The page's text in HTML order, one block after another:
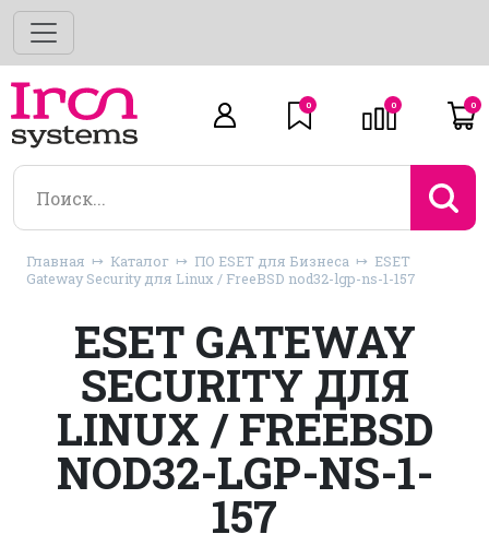
0 0 0
Главная Каталог ПО ESET для Бизнеса
ESET
Gateway Security для Linux / FreeBSD nod32-lgp-ns-1-157
ESET GATEWAY
SECURITY ДЛЯ
LINUX / FREEBSD
NOD32-LGP-NS-1-
157